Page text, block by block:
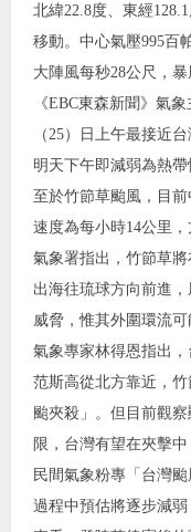
北緯22.8度、東經
移動。中心氣壓995百
大陣風每秒28公尺，暴
《EBC東森新聞》氣
（25）日上午最接近
明天下午即減弱為熱帶
至於竹節草颱風，目
速度為每小時14公里，
氣象署指出，竹節草
出海往琉球方向前進
威脅，惟其外圍環流可
氣象專家林得恩指出，
范斯高從北方靠近，
颱夾殺」。但目前觀
限，台灣有望在夾擊中
民間氣象粉專「台灣
過程中預估將逐步減